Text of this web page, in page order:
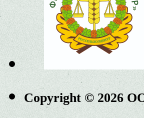
Copyright © 2026